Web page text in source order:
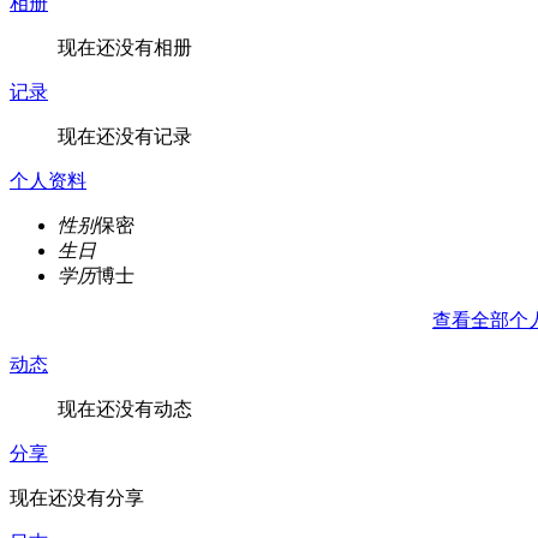
现在还没有相册
记录
现在还没有记录
个人资料
性别保密
生日
学历博士
查看全部个
动态
现在还没有动态
分享
现在还没有分享